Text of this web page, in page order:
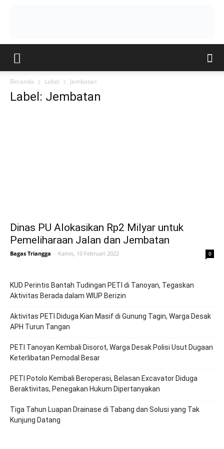
Beranda Label Jembatan
Label: Jembatan
Dinas PU Alokasikan Rp2 Milyar untuk
Pemeliharaan Jalan dan Jembatan
Bagas Triangga - Kamis, 10 Februari 2022 0
KUD Perintis Bantah Tudingan PETI di Tanoyan, Tegaskan
Aktivitas Berada dalam WIUP Berizin
Aktivitas PETI Diduga Kian Masif di Gunung Tagin, Warga Desak
APH Turun Tangan
PETI Tanoyan Kembali Disorot, Warga Desak Polisi Usut Dugaan
Keterlibatan Pemodal Besar
PETI Potolo Kembali Beroperasi, Belasan Excavator Diduga
Beraktivitas, Penegakan Hukum Dipertanyakan
Tiga Tahun Luapan Drainase di Tabang dan Solusi yang Tak
Kunjung Datang